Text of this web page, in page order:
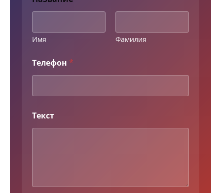
Имя Фамилия
Телефон *
а
з
Текст